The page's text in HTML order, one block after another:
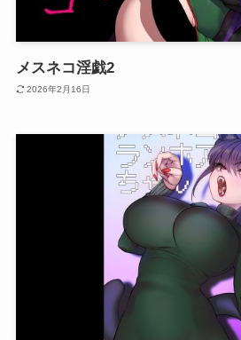
メスネコ淫戯2
2026年2月16日